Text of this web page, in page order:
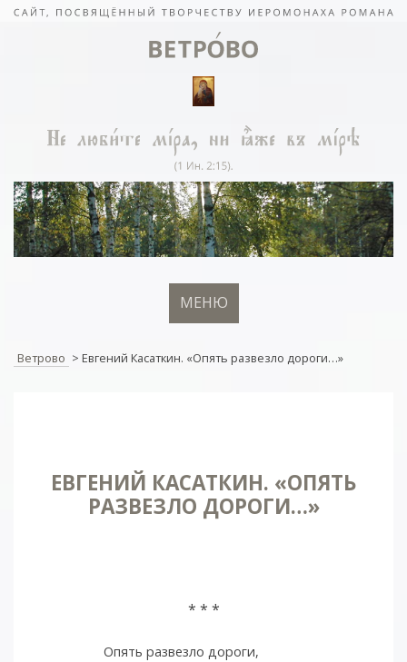
МЕНЮ
Ветрово > Евгений Касаткин. «Опять развезло дороги…»
ЕВГЕНИЙ КАСАТКИН. «ОПЯТЬ
РАЗВЕЗЛО ДОРОГИ…»
* * *
Опять развезло дороги,